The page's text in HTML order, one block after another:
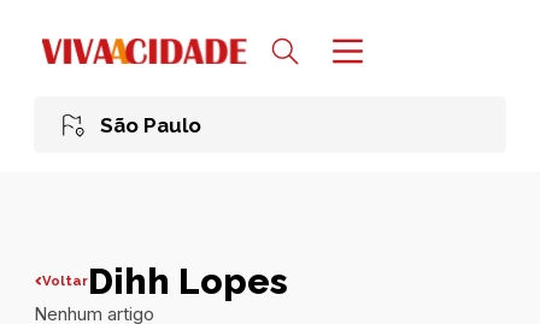
São Paulo
VoltarDihh Lopes
Nenhum artigo